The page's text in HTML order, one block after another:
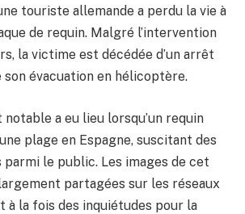
touriste allemande a perdu la vie à
de requin. Malgré l’intervention
la victime est décédée d’un arrêt
son évacuation en hélicoptère.
a eu lieu lorsqu’un requin
plage en Espagne, suscitant des
parmi le public. Les images de cet
partagées sur les réseaux
à la fois des inquiétudes pour la